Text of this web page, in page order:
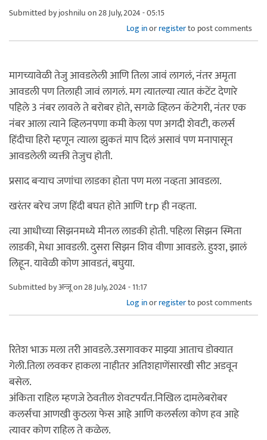
Submitted byjoshniluon 28 July, 2024 - 05:15
Log inorregisterto post comments
मागच्यावेळी तेजु आवडलेली आणि तिला जावं लागलं, नंतर अमृता
आवडली पण तिलाही जावं लागलं. मग त्यातल्या त्यात कंटेंट देणारे
पहिले 3 नंबर लावले ते बरोबर होते, सगळे व्हिलन कॅटेगरी, नंतर एक
नंबर आला त्याने व्हिलनपणा कमी केला पण अगदी शेवटी, कलर्स
हिंदीचा हिरो म्हणून त्याला झुकतं माप दिलं असावं पण मनापासून
आवडलेली व्यक्ती तेजुच होती.
प्रसाद बऱ्याच जणांचा लाडका होता पण मला नव्हता आवडला.
खरंतर बरेच जण हिंदी बघत होते आणि trp ही नव्हता.
त्या आधीच्या सिझनमध्ये मीनल लाडकी होती. पहिला सिझन स्मिता
लाडकी, मेधा आवडली. दुसरा सिझन शिव वीणा आवडले. हुश्श, झालं
लिहून. यावेळी कोण आवडतं, बघुया.
Submitted byअन्जूon 28 July, 2024 - 11:17
Log inorregisterto post comments
रितेश भाऊ मला तरी आवडले.उसगावकर माझ्या आताच डोक्यात
गेली.तिला लवकर हाकला नाहीतर अतिशहाणेंसारखी सीट अडवून
बसेल.
अंकिता राहिल म्हणजे ठेवतील शेवटपर्यंत.निखिल दामलेबरोबर
कलर्सचा आणखी कुठला फेस आहे आणि कलर्सला कोण हव आहे
त्यावर कोण राहिल ते कळेल.